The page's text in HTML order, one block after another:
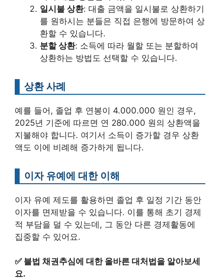
일시불 상환: 대출 금액을 일시불로 상환하기
를 원하시는 분들은 직접 은행에 방문하여 상
환할 수 있습니다.
분할 상환: 소득에 따라 월할 또는 분할하여
상환하는 방법도 선택할 수 있습니다.
상환 사례
예를 들어, 졸업 후 연봉이 4.000.000 원인 경우,
2025년 기준에 따르면 연 280.000 원의 상환액을
지불해야 합니다. 여기서 소득이 증가할 경우 상환
액도 이에 비례해 증가하게 됩니다.
이자 유예에 대한 이해
이자 유예 제도를 활용하면 졸업 후 일정 기간 동안
이자를 면제받을 수 있습니다. 이를 통해 초기 경제
적 부담을 덜 수 있는데, 그 동안 다른 경제활동에
집중할 수 있어요.
✅ 불법 채권추심에 대한 올바른 대처법을 알아보세
요.